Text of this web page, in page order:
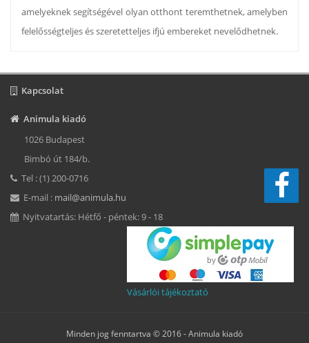
amelyeknek segítségével olyan otthont teremthetnek, amelyben
felelősségteljes és szeretetteljes ifjú embereket nevelődhetnek.
Kapcsolat
Animula kiadó
1026 Budapest
Bimbó út 184/b.
Tel : (1) 200-0716
E-mail : mail@animula.hu
Nyitvatartás: Hétfő - péntek: 9 - 18
Vásárlói tájékoztató
Minden jog fenntartva © 2016 -Animula kiadó